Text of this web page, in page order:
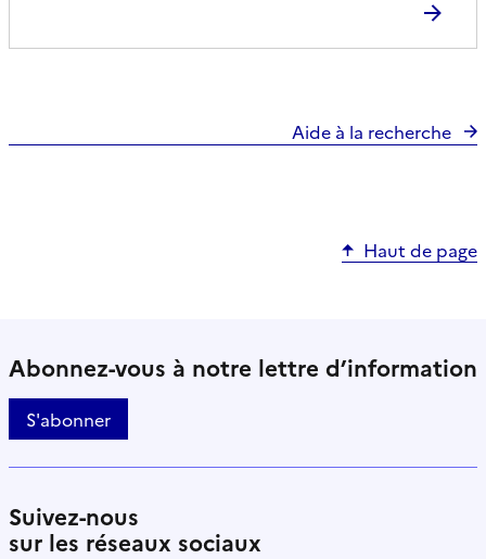
Aide à la recherche
Haut de page
Abonnez-vous à notre lettre d’information
S'abonner
Suivez-nous
sur les réseaux sociaux